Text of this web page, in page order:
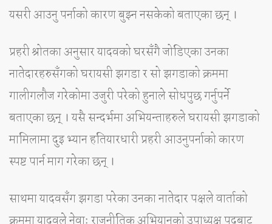
यसरी आउनु पर्नाको कारण बुझ्न नसकेको बताएका छन् ।
प्रहरी श्रोतका अनुसार यादवको घरसँगै जोडिएका उनका
नातेदारहरुसँगको घरायसी झगडा र सो झगडाको क्रममा
गालीगलौज गरेकोमा उजुरी परेको हुनाले सोधपुछ गर्नुपर्ने
बताएका छन् । यसै सन्दर्भमा अभियन्ताहरुले घरायसी झगडाको
मामिलामा दुइ भ्यान हतियारधारी प्रहरी आउनुपर्नाको कारण
स्पष्ट पार्न माग गरेका छन् ।
साथमा यादवसँग झगडा परेका उनका नातेदार पक्षले वार्ताको